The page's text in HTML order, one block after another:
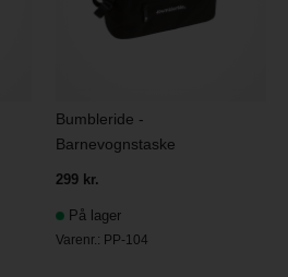
Bumbleride -
Barnevognstaske
299 kr.
På lager
Varenr.: PP-104